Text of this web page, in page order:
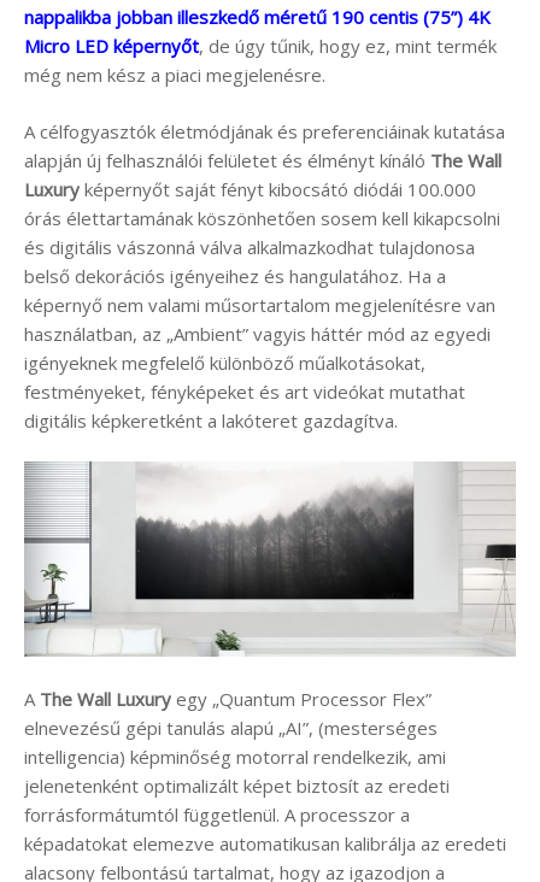
nappalikba jobban illeszkedő méretű 190 centis (75”) 4K
Micro LED képernyőt, de úgy tűnik, hogy ez, mint termék
még nem kész a piaci megjelenésre.
A célfogyasztók életmódjának és preferenciáinak kutatása
alapján új felhasználói felületet és élményt kínáló The Wall
Luxury képernyőt saját fényt kibocsátó diódái 100.000
órás élettartamának köszönhetően sosem kell kikapcsolni
és digitális vászonná válva alkalmazkodhat tulajdonosa
belső dekorációs igényeihez és hangulatához. Ha a
képernyő nem valami műsortartalom megjelenítésre van
használatban, az „Ambient” vagyis háttér mód az egyedi
igényeknek megfelelő különböző műalkotásokat,
festményeket, fényképeket és art videókat mutathat
digitális képkeretként a lakóteret gazdagítva.
A The Wall Luxury egy „Quantum Processor Flex”
elnevezésű gépi tanulás alapú „AI”, (mesterséges
intelligencia) képminőség motorral rendelkezik, ami
jelenetenként optimalizált képet biztosít az eredeti
forrásformátumtól függetlenül. A processzor a
képadatokat elemezve automatikusan kalibrálja az eredeti
alacsony felbontású tartalmat, hogy az igazodjon a